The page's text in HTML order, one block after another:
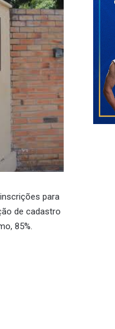
para
de cadastro
85%.